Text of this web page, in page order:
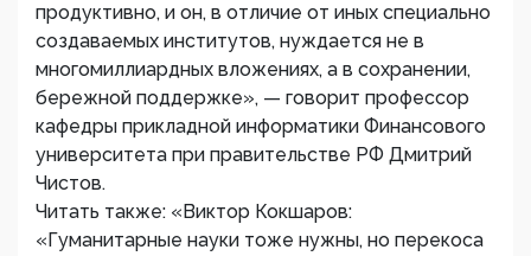
продуктивно, и он, в отличие от иных специально
создаваемых институтов, нуждается не в
многомиллиардных вложениях, а в сохранении,
бережной поддержке», — говорит профессор
кафедры прикладной информатики Финансового
университета при правительстве РФ Дмитрий
Чистов.
Читать также: «Виктор Кокшаров:
«Гуманитарные науки тоже нужны, но перекоса